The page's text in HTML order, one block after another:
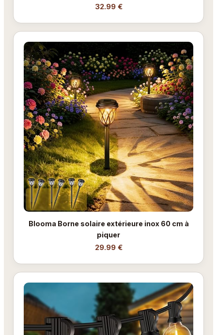
32.99 €
Blooma Borne solaire extérieure inox 60 cm à
piquer
29.99 €